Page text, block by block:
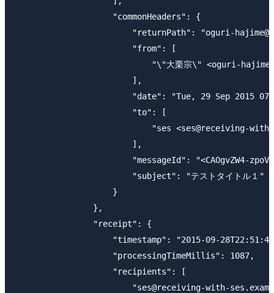
                    "commonHeaders": {
"returnPath": "oguri-
                        "from": [
"\"大栗宗\" <oguri-
                        ],
"date": "Tue, 29 Sep 2015
                        "to": [
"ses <ses@receiving-
                        ],
"messageId": "<CAOgvZW4-
                        "subject": "テストタイトル１"
                    }
                },
                "receipt": {
"timestamp": "2015-09-
                    "processingTimeMillis": 1087,
                    "recipients": [
"ses@receiving-with-